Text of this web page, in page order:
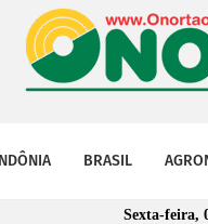
BRASIL
Sexta-feira,